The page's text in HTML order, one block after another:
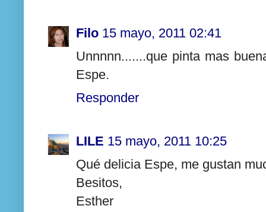
Filo 15 mayo, 2011 02:41
Unnnnn.......que pinta mas
Espe.
Responder
LILE 15 mayo, 2011 10:25
Qué delicia Espe, me gustan
Besitos,
Esther